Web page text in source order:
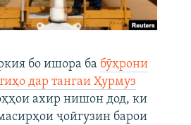
бо ишора ба бӯҳрони
дар тангаи Ҳурмуз
ахир нишон дод, ки
ҷойгузин барои